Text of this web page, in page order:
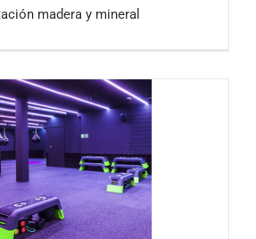
madera y mineral